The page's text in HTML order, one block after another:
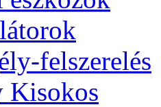
felszerelés
Kisokos